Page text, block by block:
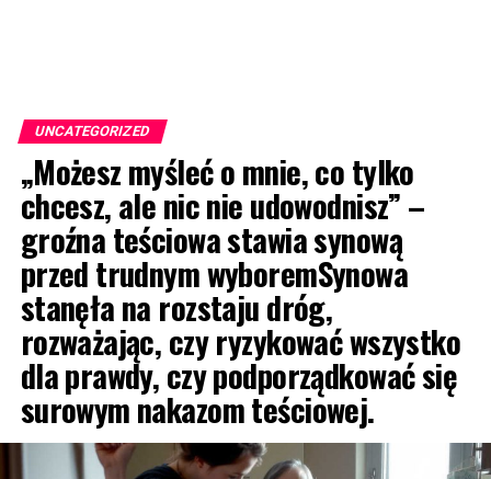
UNCATEGORIZED
„Możesz myśleć o mnie, co tylko
chcesz, ale nic nie udowodnisz” –
groźna teściowa stawia synową
przed trudnym wyboremSynowa
stanęła na rozstaju dróg,
rozważając, czy ryzykować wszystko
dla prawdy, czy podporządkować się
surowym nakazom teściowej.